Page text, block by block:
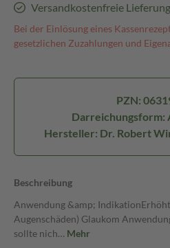
Versandkostenfreie Lieferung
Bei der Einlösung eines
gesetzlichen Zuzahlungen und
PZN:
Darreichungsform:
Hersteller: Dr. Robert
Beschreibung
Anwendung &amp;
Augenschäden) Glaukom
sollte nich… Mehr